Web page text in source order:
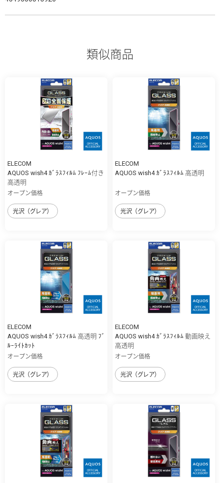
類似商品
ELECOM
AQUOS wish4 ｶﾞﾗｽﾌｨﾙﾑ ﾌﾚｰﾑ付き
高透明
オープン価格
光沢（グレア）
ELECOM
AQUOS wish4 ｶﾞﾗｽﾌｨﾙﾑ 高透明
オープン価格
光沢（グレア）
ELECOM
AQUOS wish4 ｶﾞﾗｽﾌｨﾙﾑ 高透明 ﾌﾞ
ﾙｰﾗｲﾄｶｯﾄ
オープン価格
光沢（グレア）
ELECOM
AQUOS wish4 ｶﾞﾗｽﾌｨﾙﾑ 動画映え
高透明
オープン価格
光沢（グレア）